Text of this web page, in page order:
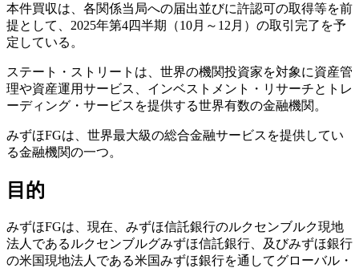
本件買収は、各関係当局への届出並びに許認可の取得等を前
提として、2025年第4四半期（10月～12月）の取引完了を予
定している。
ステート・ストリートは、世界の機関投資家を対象に資産管
理や資産運用サービス、インベストメント・リサーチとトレ
ーディング・サービスを提供する世界有数の金融機関。
みずほFGは、世界最大級の総合金融サービスを提供してい
る金融機関の一つ。
目的
みずほFGは、現在、みずほ信託銀行のルクセンブルク現地
法人であるルクセンブルグみずほ信託銀行、及びみずほ銀行
の米国現地法人である米国みずほ銀行を通してグローバル・